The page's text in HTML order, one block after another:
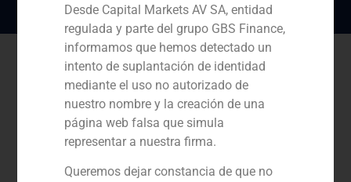
Desde Capital Markets AV SA, entidad
regulada y parte del grupo GBS Finance,
informamos que hemos detectado un
intento de suplantación de identidad
mediante el uso no autorizado de
nuestro nombre y la creación de una
página web falsa que simula
representar a nuestra firma.
Queremos dejar constancia de que no